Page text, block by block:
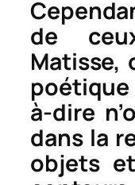
de
Matisse,
à-dire
dans la
objets